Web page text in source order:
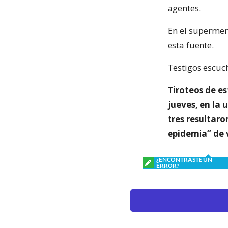
agentes.
En el
esta fuente.
Testigos
Tiroteos de
jueves, en la
tres
epidemia” de
¿ENCONTRASTE UN
ERROR?